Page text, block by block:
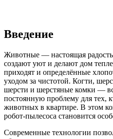
Введение
Животные — настоящая
создают уют и делают дом
приходят и определённые
уходом за чистотой. Когти,
шерсти и шерстяные комки —
постоянную проблему для тех,
животных в квартире. В этом
робот-пылесоса становится
Современные технологии